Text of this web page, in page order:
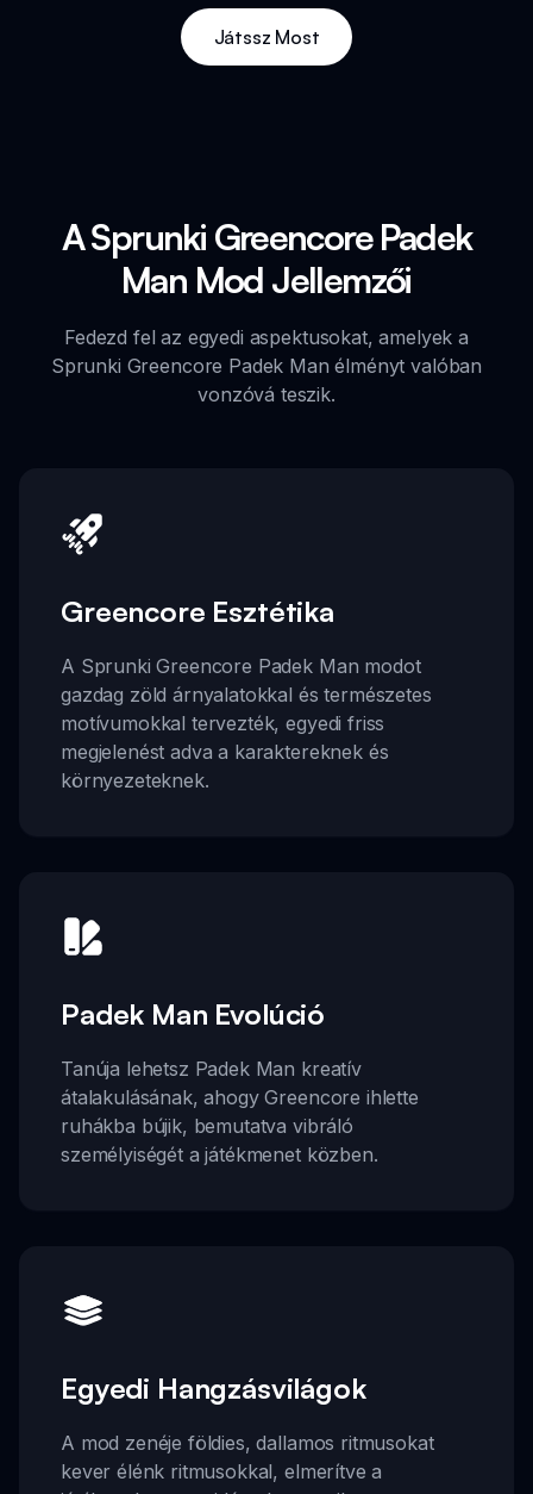
Játssz Most
A Sprunki Greencore Padek
Man Mod Jellemzői
Fedezd fel az egyedi aspektusokat, amelyek a
Sprunki Greencore Padek Man élményt valóban
vonzóvá teszik.
Greencore Esztétika
A Sprunki Greencore Padek Man modot
gazdag zöld árnyalatokkal és természetes
motívumokkal tervezték, egyedi friss
megjelenést adva a karaktereknek és
környezeteknek.
Padek Man Evolúció
Tanúja lehetsz Padek Man kreatív
átalakulásának, ahogy Greencore ihlette
ruhákba bújik, bemutatva vibráló
személyiségét a játékmenet közben.
Egyedi Hangzásvilágok
A mod zenéje földies, dallamos ritmusokat
kever élénk ritmusokkal, elmerítve a